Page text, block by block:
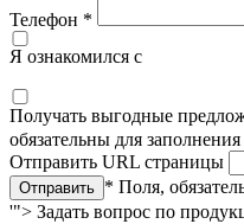
Телефон *
Я ознакомился с
Получать выгодные
обязательны для заполнения
Отправить URL страницы
* Поля,
'"> Задать вопрос по